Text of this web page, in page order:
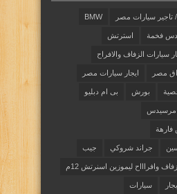
تاجير سيارات مصر BMW
فخمة استرتش
سيارات الزفاف والافراح
مصر ايجار سيارات مصر
بورش بى ام دبليو
مرسيدس
فارهة
جراند شروكي جيب
زفاف وافراااح ليموزين اسنرتش 12م
سيارات